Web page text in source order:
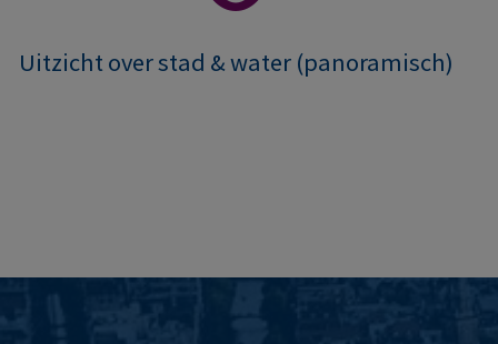
Uitzicht over stad & water (panoramisch)